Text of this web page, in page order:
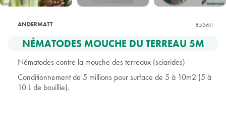
ANDERMATT 855MT
NÉMATODES MOUCHE DU TERREAU 5M
Nématodes contre la mouche des terreaux (sciarides)
Conditionnement de 5 millions pour surface de 5 à 10m2 (5 à
10 L de bouillie).